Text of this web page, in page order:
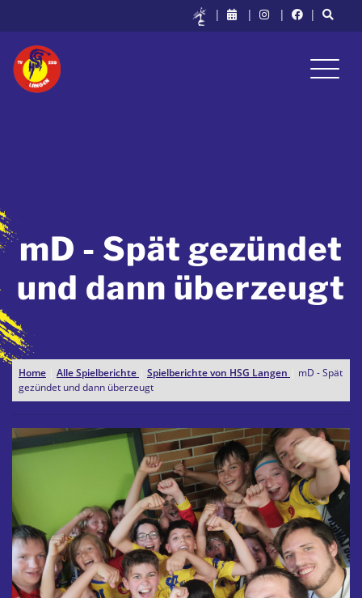
| | | |
mD - Spät gezündet
und dann überzeugt
Home Alle Spielberichte Spielberichte von HSG Langen
mD - Spät
gezündet und dann überzeugt